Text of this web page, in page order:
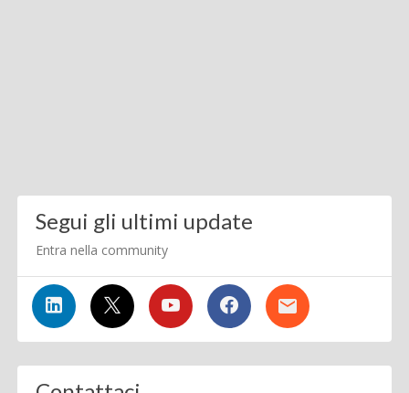
Segui gli ultimi update
Entra nella community